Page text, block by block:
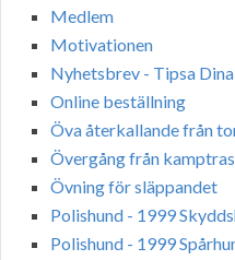
Medlem
Motivationen
Nyhetsbrev - Tipsa
Online beställning
Öva återkallande från
Övergång från
Övning för släppandet
Polishund - 1999
Polishund - 1999